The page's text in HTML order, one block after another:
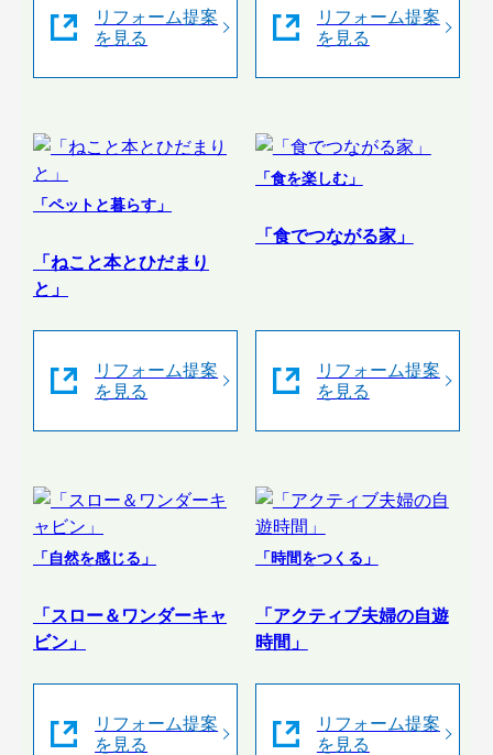
リフォーム提案
を見る
リフォーム提案
を見る
「ペットと暮らす」
「ねこと本とひだまり
と」
リフォーム提案
を見る
「食を楽しむ」
「食でつながる家」
リフォーム提案
を見る
「自然を感じる」
「スロー＆ワンダーキャ
ビン」
リフォーム提案
を見る
「時間をつくる」
「アクティブ夫婦の自遊
時間」
リフォーム提案
を見る